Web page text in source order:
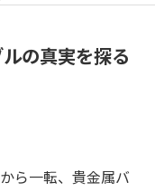
の真実を探る
ら一転、貴金属バ